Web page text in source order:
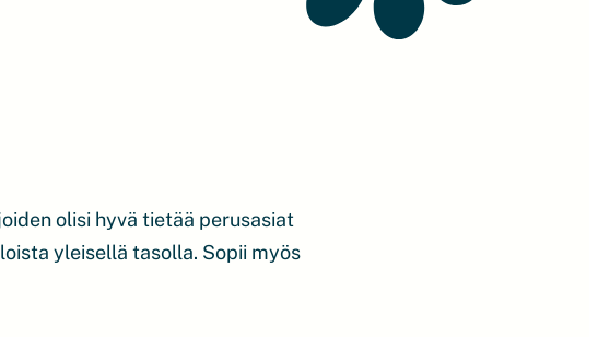
olisi hyvä tietää perusasiat
yleisellä tasolla. Sopii myös